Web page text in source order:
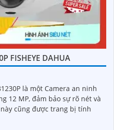
FISHEYE DAHUA
là một Camera an ninh
12 MP, đảm bảo sự rõ nét và